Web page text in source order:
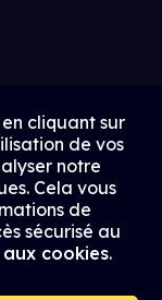
cliquant sur
de vos
notre
Cela vous
de
sécurisé au
cookies.